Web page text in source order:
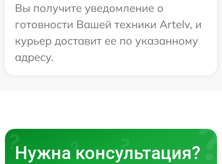
Вы получите уведомление о
готовности Вашей техники Artelv, и
курьер доставит ее по указанному
адресу.
Нужна консультация?